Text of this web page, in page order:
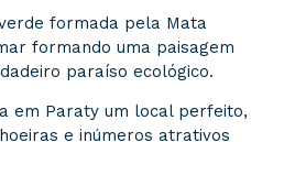
formada pela Mata
formando uma paisagem
paraíso ecológico.
em Paraty um local perfeito,
e inúmeros atrativos